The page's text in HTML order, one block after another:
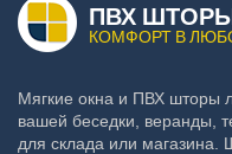
ПВХ
КОМФОРТ В
Мягкие окна и ПВХ шторы
вашей беседки, веранды,
для склада или